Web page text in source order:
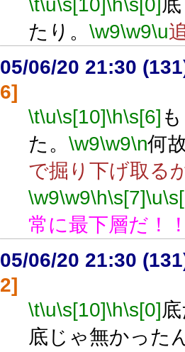
\t\u\s[10]\h\s[0]
たり。 \w9\w9\u
05/06/20 21:30
6]
\t\u\s[10]\h\s[6]
た。 \w9\w9\n何
で掘り下げ取る
\w9\w9\h\s[7]\u
常に最下層だ！
05/06/20 21:30
2]
\t\u\s[10]\h\s[0]
底じゃ無かった